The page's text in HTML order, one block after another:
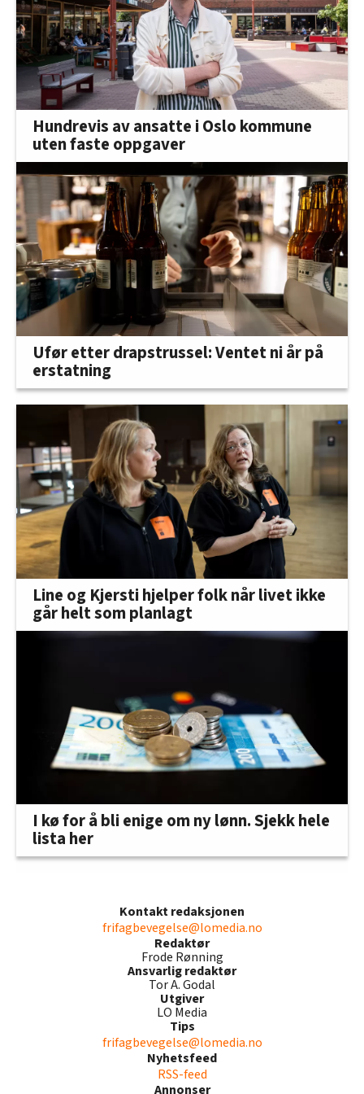
Hundrevis av ansatte i Oslo kommune
uten faste oppgaver
Ufør etter drapstrussel: Ventet ni år på
erstatning
Line og Kjersti hjelper folk når livet ikke
går helt som planlagt
I kø for å bli enige om ny lønn. Sjekk hele
lista her
Kontakt redaksjonen
frifagbevegelse@lomedia.no
Redaktør
Frode Rønning
Ansvarlig redaktør
Tor A. Godal
Utgiver
LO Media
Tips
frifagbevegelse@lomedia.no
Nyhetsfeed
RSS-feed
Annonser